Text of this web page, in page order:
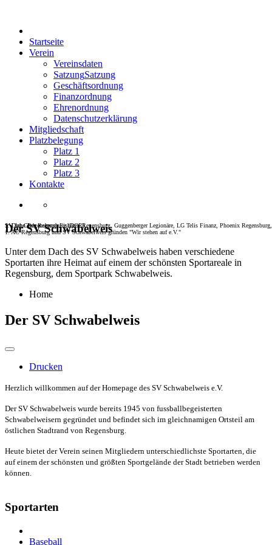
Startseite
Verein
Vereinsdaten
SatzungSatzung
Geschäftsordnung
Finanzordnung
Ehrenordnung
Datenschutzerklärung
Mitgliedschaft
Platzbelegung
Platz 1
Platz 2
Platz 3
Kontakte
SV Jahn Regensburg, Eisbären Regensburg, Guggenberger Legionäre, LG Telis Finanz, Phoenix Regensburg,
1. AC Regensburg und SV Schwabelweis gründen "Wir stehen auf e.V."
1. Dart-Club Regensburg (DCR)
Der SV Schwabelweis
Unter dem Dach des SV Schwabelweis haben verschiedene
Sportarten ihre Heimat auf einem der schönsten Sportareale in
Regensburg, dem Sportpark Schwabelweis.
Home
Der SV Schwabelweis
Drucken
Herzlich willkommen auf der Homepage des SV Schwabelweis e.V.
Der SV Schwabelweis wurde bereits 1945 von fussballbegeisterten
Schwabelweisern gegründet und befindet sich im gleichnamigen Ortsteil am
östlichen Stadtrand von Regensburg.
Heute bietet der Verein seinen Mitgliedern unterschiedlichste Sportarten, die
auf einem der schönsten und größten Sportgelände der Stadt betrieben werden
können.
Sportarten
Baseball